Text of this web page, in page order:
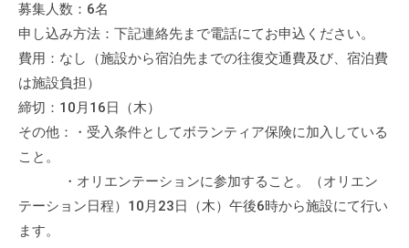
機
材
の
貸
出
な
ど
を
募集人数：6名
申し込み方法：下記連絡先まで電話にてお申込ください。
費用：なし（施設から宿泊先までの往復交通費及び、宿泊費
は施設負担）
締切：10月16日（木）
その他：・受入条件としてボランティア保険に加入している
こと。
・オリエンテーションに参加すること。（オリエン
テーション日程）10月23日（木）午後6時から施設にて行い
ます。